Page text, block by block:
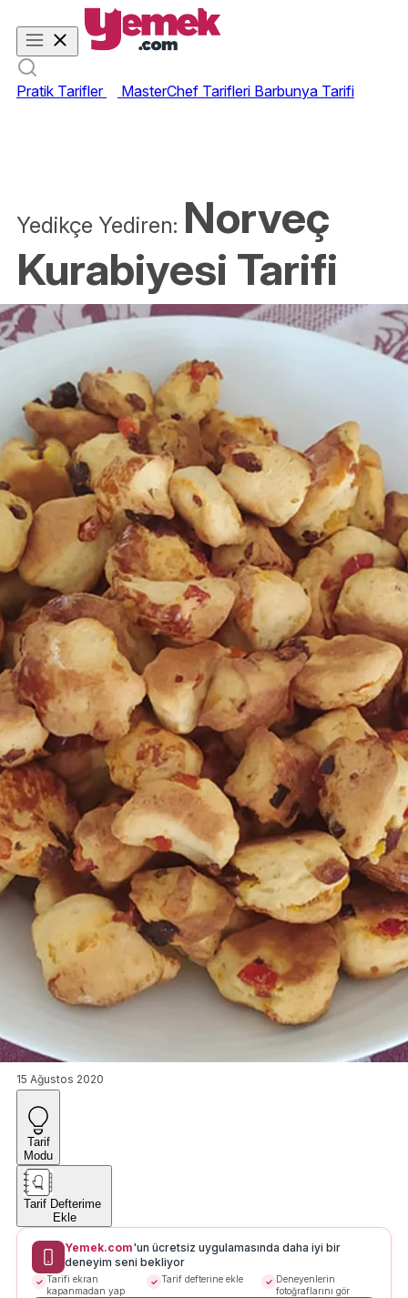
Pratik Tarifler MasterChef Tarifleri Barbunya Tarifi
Yedikçe Yediren: Norveç
Kurabiyesi Tarifi
15 Ağustos 2020
Tarif
Modu
Tarif Defterime
Ekle
Yemek.com'un ücretsiz uygulamasında daha iyi bir
deneyim seni bekliyor
Tarifi ekran
kapanmadan yap
Tarif defterine ekle
Deneyenlerin
fotoğraflarını gör